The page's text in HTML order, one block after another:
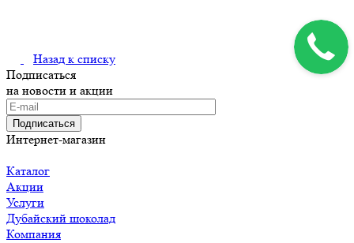
Назад к списку
Подписаться
на новости и акции
Подписаться
Интернет-магазин
Каталог
Акции
Услуги
Дубайский шоколад
Компания